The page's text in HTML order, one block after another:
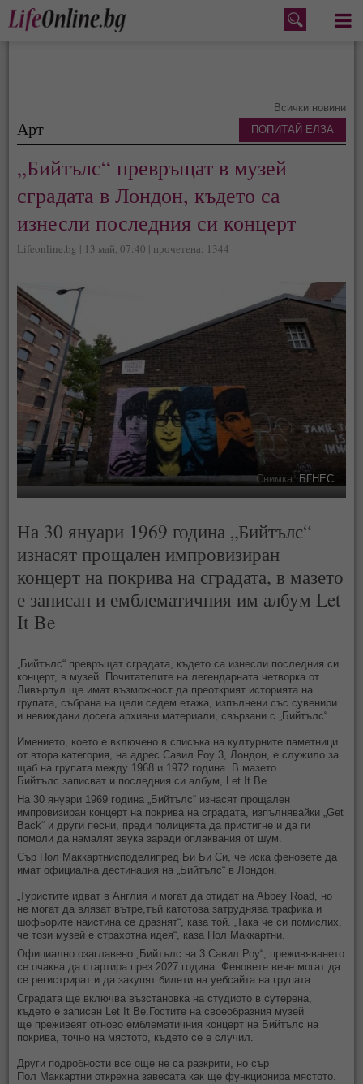
Меню
Всички новини
Арт
„Бийтълс“ превръщат в музей
сградата в Лондон, където са
изнесли последния си концерт
Lifeonline.bg | 13 май, 07:40 | прочетена: 1344
Снимка: БГНЕС
На 30 януари 1969 година „Бийтълс“
изнасят прощален импровизиран
концерт на покрива на сградата, в мазето
е записан и емблематичния им албум Let
It Be
„Бийтълс“ превръщат сградата, където са изнесли последния си
концерт, в музей. Почитателите на легендарната четворка от
Ливърпул ще имат възможност да преоткрият историята на
групата, събрана на цели седем етажа, изпълнени със сувенири
и невиждани досега архивни материали, свързани с „Бийтълс“.
Имението, което е включено в списъка на културните паметници
от втора категория, на адрес Савил Роу 3, Лондон, е служило за
щаб на групата между 1968 и 1972 година. В мазето
Бийтълс записват и последния си албум, Let It Be.
На 30 януари 1969 година „Бийтълс“ изнасят прощален
импровизиран концерт на покрива на сградата, изпълнявайки „Get
Back“ и други песни, преди полицията да пристигне и да ги
помоли да намалят звука заради оплаквания от шум.
Сър Пол Маккартнисподелипред Би Би Си, че иска феновете да
имат официална дестинация на „Бийтълс“ в Лондон.
„Туристите идват в Англия и могат да отидат на Abbey Road, но
не могат да влязат вътре,тъй катотова затруднява трафика и
шофьорите наистина се дразнят“, каза той. „Така че си помислих,
че този музей е страхотна идея“, каза Пол Маккартни.
Официално озаглавено „Бийтълс на 3 Савил Роу“, преживяването
се очаква да стартира през 2027 година. Феновете вече могат да
се регистрират и да закупят билети на уебсайта на групата.
Сградата ще включва възстановка на студиото в сутерена,
където е записан Let It Be.Гостите на своеобразния музей
ще преживеят отново емблематичния концерт на Бийтълс на
покрива, точно на мястото, където се е случил.
Други подробности все още не са разкрити, но сър
Пол Маккартни открехна завесата как ще функционира мястото.
ПОПИТАЙ ЕЛЗА